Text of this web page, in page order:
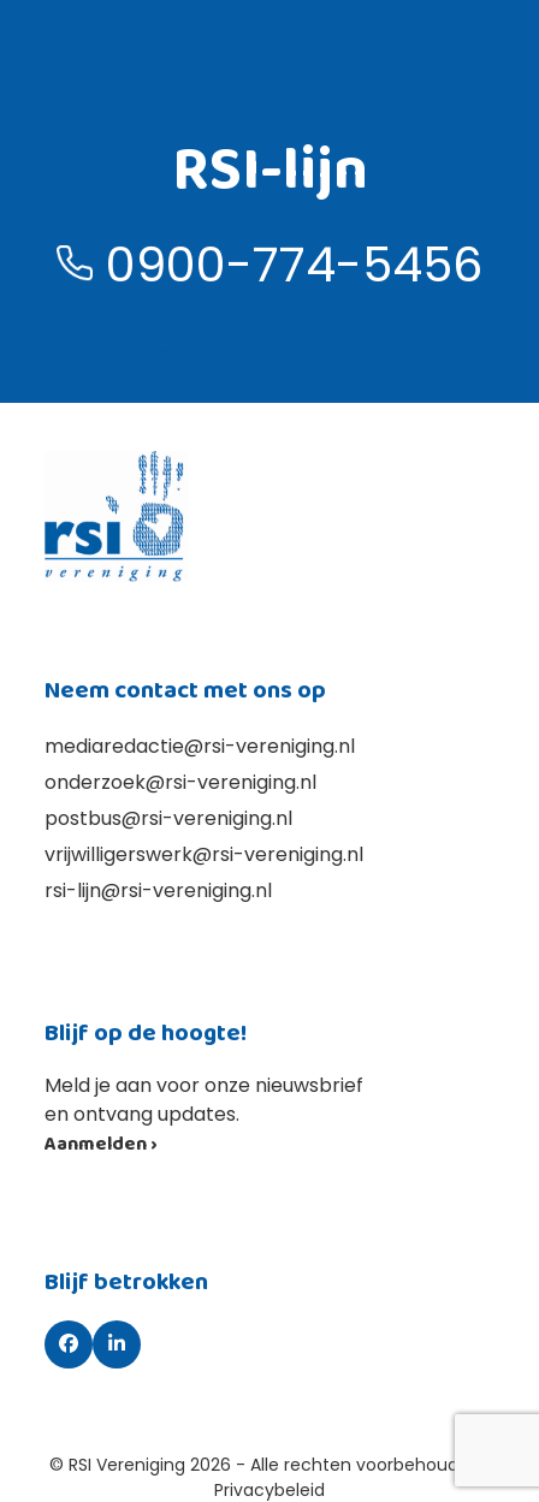
RSI-lijn
0900-774-5456
Neem contact met ons op
mediaredactie@rsi-vereniging.nl
onderzoek@rsi-vereniging.nl
postbus@rsi-vereniging.nl
vrijwilligerswerk@rsi-vereniging.nl
rsi-lijn@rsi-vereniging.nl
Blijf op de hoogte!
Meld je aan voor onze nieuwsbrief
en ontvang updates.
Aanmelden ›
Blijf betrokken
FacebookLinkedIn
© RSI Vereniging 2026 - Alle rechten voorbehouden |
Privacybeleid